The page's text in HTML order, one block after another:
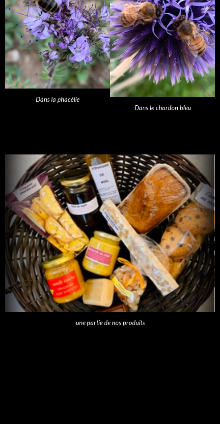
Dans la phacélie
Dans le chardon bleu
une partie de nos produits